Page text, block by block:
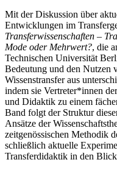
Mit der Diskussion über
Entwicklungen im
Transferwissenschaften –
Mode oder Mehrwert?, die
Technischen Universität
Bedeutung und den Nutzen
Wissenstransfer aus
indem sie Vertreter*innen
und Didaktik zu einem
Band folgt der Struktur
Ansätze der
zeitgenössischen Methodik
schließlich aktuelle
Transferdidaktik in den